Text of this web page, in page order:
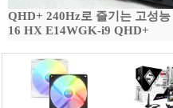
QHD+ 240Hz로 즐기는 고성
16 HX E14WGK-i9 QHD+